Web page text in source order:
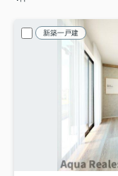
新築一戸建